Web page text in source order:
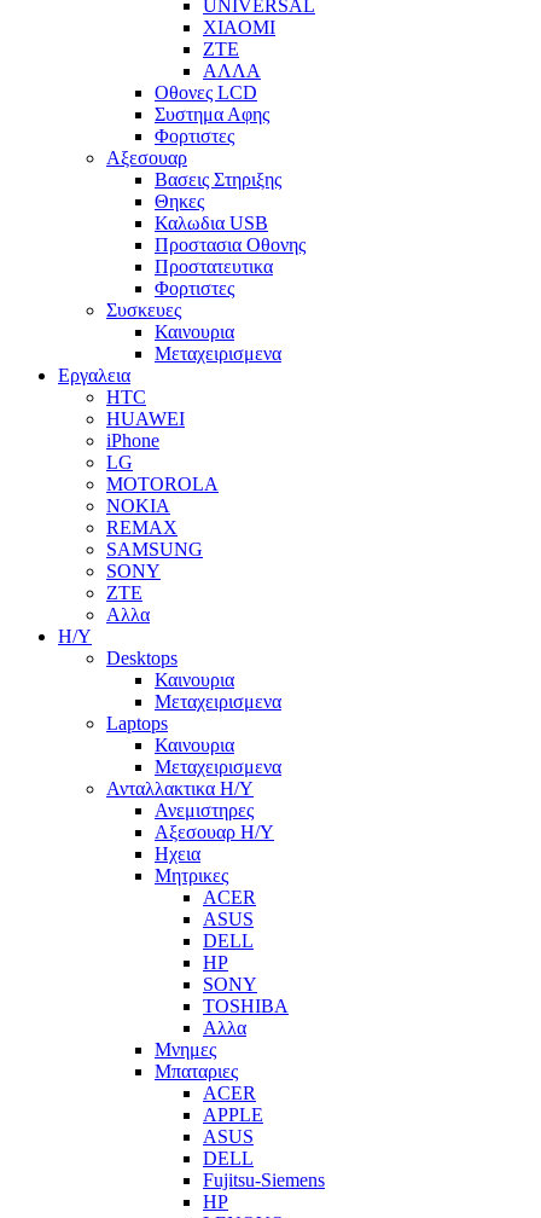
UNIVERSAL
XIAOMI
ZTE
ΑΛΛΑ
Οθονες LCD
Συστημα Αφης
Φορτιστες
Αξεσουαρ
Βασεις Στηριξης
Θηκες
Καλωδια USB
Προστασια Οθονης
Προστατευτικα
Φορτιστες
Συσκευες
Καινουρια
Μεταχειρισμενα
Εργαλεια
HTC
HUAWEI
iPhone
LG
MOTOROLA
NOKIA
REMAX
SAMSUNG
SONY
ZTE
Αλλα
Η/Υ
Desktops
Καινουρια
Μεταχειρισμενα
Laptops
Καινουρια
Μεταχειρισμενα
Ανταλλακτικα H/Y
Ανεμιστηρες
Αξεσουαρ Η/Υ
Ηχεια
Μητρικες
ACER
ASUS
DELL
HP
SONY
TOSHIBA
Αλλα
Μνημες
Μπαταριες
ACER
APPLE
ASUS
DELL
Fujitsu-Siemens
HP